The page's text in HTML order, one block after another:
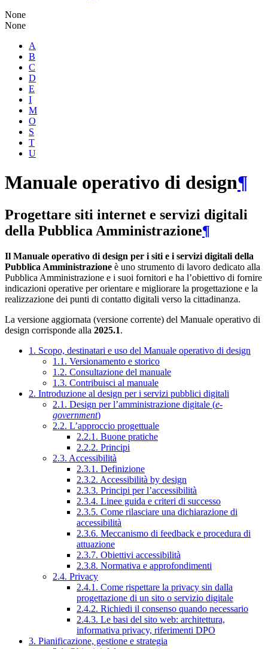
None
None
A
B
C
D
E
I
M
O
S
T
U
Manuale operativo di design¶
Progettare siti internet e servizi digitali
della Pubblica Amministrazione¶
Il Manuale operativo di design per i siti e i servizi digitali della
Pubblica Amministrazione è uno strumento di lavoro dedicato alla
Pubblica Amministrazione e i suoi fornitori e ha l’obiettivo di fornire
indicazioni operative per orientare e migliorare la progettazione e la
realizzazione dei punti di contatto digitali verso la cittadinanza.
La versione aggiornata (versione corrente) del Manuale operativo di
design corrisponde alla 2025.1.
1. Scopo, destinatari e uso del Manuale operativo di design
1.1. Versionamento e storico
1.2. Consultazione del manuale
1.3. Contribuisci al manuale
2. Introduzione al design per i servizi pubblici digitali
2.1. Design per l’amministrazione digitale (e-
government)
2.2. L’approccio progettuale
2.2.1. Buone pratiche
2.2.2. Principi
2.3. Accessibilità
2.3.1. Definizione
2.3.2. Accessibilità by design
2.3.3. Principi per l’accessibilità
2.3.4. Linee guida e criteri di successo
2.3.5. Come rilasciare una dichiarazione di
accessibilità
2.3.6. Meccanismo di feedback e procedura di
attuazione
2.3.7. Obiettivi accessibilità
2.3.8. Normativa e approfondimenti
2.4. Privacy
2.4.1. Come rispettare la privacy sin dalla
progettazione di un sito o servizio digitale
2.4.2. Richiedi il consenso quando necessario
2.4.3. Le basi del sito web: architettura,
informativa privacy, riferimenti DPO
3. Pianificazione, gestione e strategia